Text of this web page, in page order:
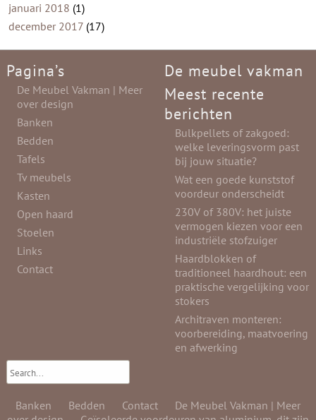
januari 2018 (1)
december 2017(17)
Pagina’s
De Meubel Vakman | Meer
over design
Banken
Bedden
Tafels
Tv meubels
Kasten
Open haard
Stoelen
Links
Contact
De meubel vakman
Meest recente
berichten
Bulkpellets of zakgoed:
welke leveringsvorm past
bij jouw situatie?
Wat een goede kunststof
voordeur onderscheidt
230V of 380V: het juiste
vermogen kiezen voor een
industriële stofzuiger
Haardblokken of
traditioneel haardhout: een
praktische vergelijking voor
stokers
Architraven monteren:
voorbereiding, maatvoering
en afwerking
Banken Bedden Contact
De Meubel Vakman | Meer